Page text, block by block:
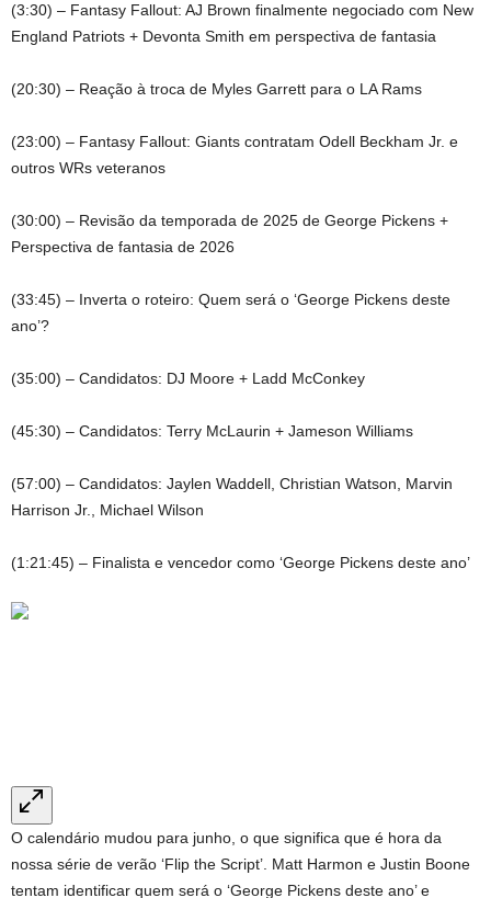
(3:30) – Fantasy Fallout: AJ Brown finalmente negociado com New
England Patriots + Devonta Smith em perspectiva de fantasia
(20:30) – Reação à troca de Myles Garrett para o LA Rams
(23:00) – Fantasy Fallout: Giants contratam Odell Beckham Jr. e
outros WRs veteranos
(30:00) – Revisão da temporada de 2025 de George Pickens +
Perspectiva de fantasia de 2026
(33:45) – Inverta o roteiro: Quem será o ‘George Pickens deste
ano’?
(35:00) – Candidatos: DJ Moore + Ladd McConkey
(45:30) – Candidatos: Terry McLaurin + Jameson Williams
(57:00) – Candidatos: Jaylen Waddell, Christian Watson, Marvin
Harrison Jr., Michael Wilson
(1:21:45) – Finalista e vencedor como ‘George Pickens deste ano’
O calendário mudou para junho, o que significa que é hora da
nossa série de verão ‘Flip the Script’. Matt Harmon e Justin Boone
tentam identificar quem será o ‘George Pickens deste ano’ e